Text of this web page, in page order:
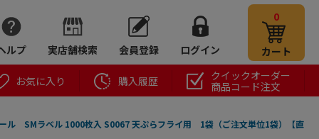
ルプ 実店舗検索 会員登録 ログイン
0
カート
お気に入り 購入履歴
クイックオーダー
商品コード注文
ル SMラベル 1000枚入 S0067 天ぷらフライ用 1袋（ご注文単位1袋）【直